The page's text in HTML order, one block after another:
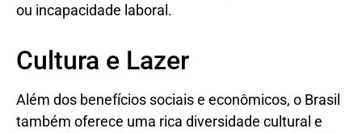
ou incapacidade laboral.
Cultura e Lazer
Além dos benefícios sociais e econômicos, o Brasil
também oferece uma rica diversidade cultural e